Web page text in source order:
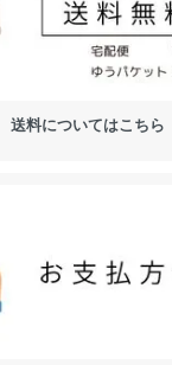
送料についてはこちら